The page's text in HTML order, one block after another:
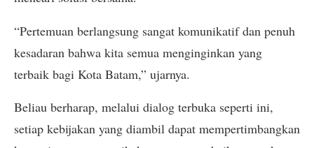
“Pertemuan berlangsung sangat komunikatif dan penuh
kesadaran bahwa kita semua menginginkan yang
terbaik bagi Kota Batam,” ujarnya.
Beliau berharap, melalui dialog terbuka seperti ini,
setiap kebijakan yang diambil dapat mempertimbangkan